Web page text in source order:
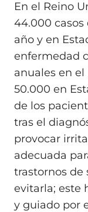
En el Reino
44.000 casos
año y en
enfermedad
anuales en
50.000 en
de los
tras el
provocar
adecuada
trastornos de
evitarla; este
y guiado por